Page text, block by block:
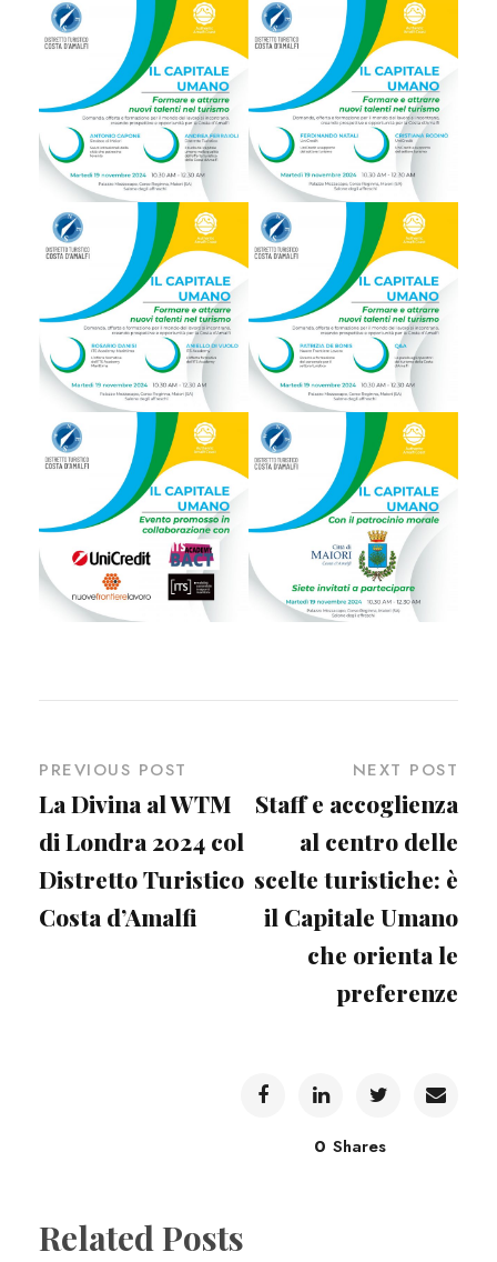
PREVIOUS POST
La Divina al WTM
di Londra 2024 col
Distretto Turistico
Costa d’Amalfi
NEXT POST
Staff e accoglienza
al centro delle
scelte turistiche: è
il Capitale Umano
che orienta le
preferenze
0 Shares
Related Posts